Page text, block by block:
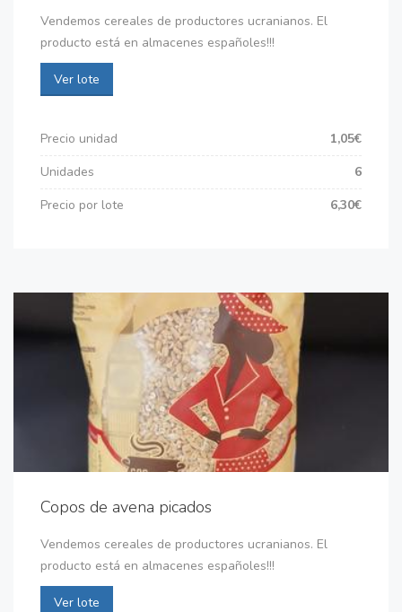
Vendemos cereales de productores ucranianos. El
producto está en almacenes españoles!!!
Ver lote
Precio unidad
1,05€
Unidades
6
Precio por lote
6,30€
Copos de avena picados
Vendemos cereales de productores ucranianos. El
producto está en almacenes españoles!!!
Ver lote